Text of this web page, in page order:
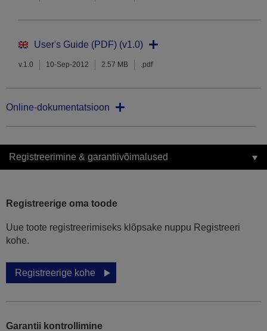
User's Guide (PDF) (v1.0)
v.1.0 10-Sep-2012 2.57 MB .pdf
Online-dokumentatsioon
Registreerimine & garantiivõimalused
Registreerige oma toode
Uue toote registreerimiseks klõpsake nuppu Registreeri
kohe.
Registreerige kohe
Garantii kontrollimine